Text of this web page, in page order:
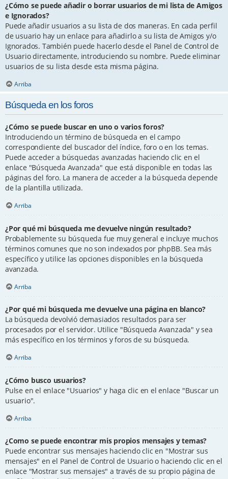
¿Cómo se puede añadir o borrar usuarios de mi lista de Amigos
e Ignorados?
Puede añadir usuarios a su lista de dos maneras. En cada perfil
de usuario hay un enlace para añadirlo a su lista de Amigos y/o
Ignorados. También puede hacerlo desde el Panel de Control de
Usuario directamente, introduciendo su nombre. Puede eliminar
usuarios de su lista desde esta misma página.
Arriba
Búsqueda en los foros
¿Cómo se puede buscar en uno o varios foros?
Introduciendo un término de búsqueda en el campo
correspondiente del buscador del índice, foro o en los temas.
Puede acceder a búsquedas avanzadas haciendo clic en el
enlace "Búsqueda Avanzada" que está disponible en todas las
páginas del foro. La manera de acceder a la búsqueda depende
de la plantilla utilizada.
Arriba
¿Por qué mi búsqueda me devuelve ningún resultado?
Probablemente su búsqueda fue muy general e incluye muchos
términos comunes que no son indexados por phpBB. Sea más
específico y utilice las opciones disponibles en la búsqueda
avanzada.
Arriba
¿Por qué mi búsqueda me devuelve una página en blanco?
La búsqueda devolvió demasiados resultados para ser
procesados por el servidor. Utilice "Búsqueda Avanzada" y sea
más específico en los términos y foros de su búsqueda.
Arriba
¿Cómo busco usuarios?
Pulse en el enlace "Usuarios" y haga clic en el enlace "Buscar un
usuario".
Arriba
¿Como se puede encontrar mis propios mensajes y temas?
Puede encontrar sus mensajes haciendo clic en "Mostrar sus
mensajes" en el Panel de Control de Usuario o haciendo clic en el
enlace "Mostrar sus mensajes" a través de su propio página de